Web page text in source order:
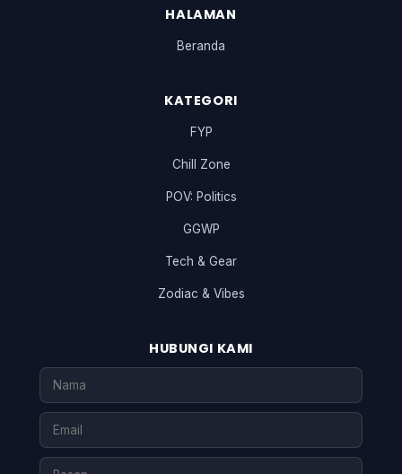
HALAMAN
Beranda
KATEGORI
FYP
Chill Zone
POV: Politics
GGWP
Tech & Gear
Zodiac & Vibes
HUBUNGI KAMI